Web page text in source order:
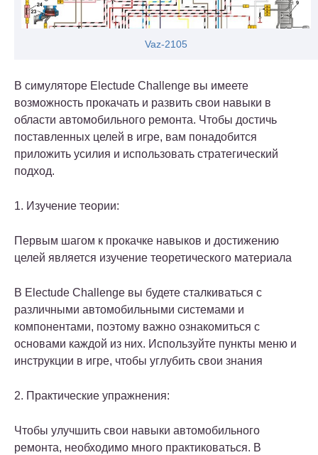
Vaz-2105
В симуляторе Electude Challenge вы имеете
возможность прокачать и развить свои навыки в
области автомобильного ремонта. Чтобы достичь
поставленных целей в игре, вам понадобится
приложить усилия и использовать стратегический
подход.
1. Изучение теории:
Первым шагом к прокачке навыков и достижению
целей является изучение теоретического материала
В Electude Challenge вы будете сталкиваться с
различными автомобильными системами и
компонентами, поэтому важно ознакомиться с
основами каждой из них. Используйте пункты меню и
инструкции в игре, чтобы углубить свои знания
2. Практические упражнения:
Чтобы улучшить свои навыки автомобильного
ремонта, необходимо много практиковаться. В